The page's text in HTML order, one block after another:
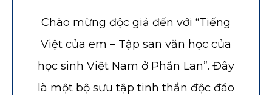
Chào mừng độc giả đến với “Tiếng
Việt của em – Tập san văn học của
học sinh Việt Nam ở Phần Lan”. Đây
là một bộ sưu tập tinh thần độc đáo